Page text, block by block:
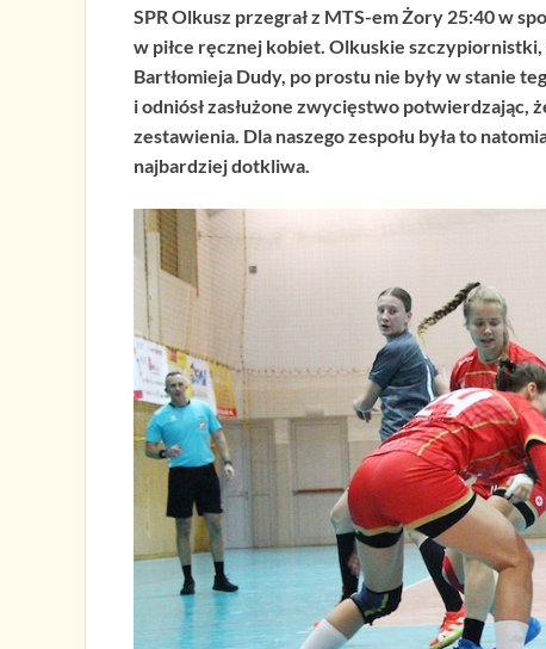
SPR Olkusz przegrał z MTS-em Żory 25:40 w
w piłce ręcznej kobiet. Olkuskie szczypiornistki,
Bartłomieja Dudy, po prostu nie były w stanie
i odniósł zasłużone zwycięstwo potwierdzając,
zestawienia. Dla naszego zespołu była to
najbardziej dotkliwa.